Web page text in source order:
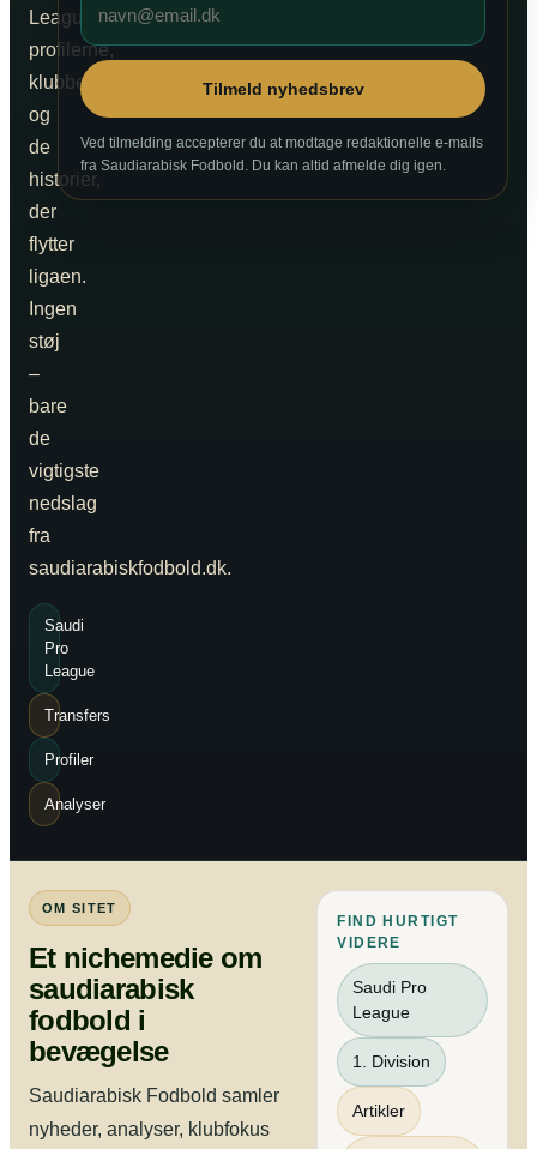
League,
profilerne,
klubberne
og
de
historier,
der
flytter
ligaen.
Ingen
støj
–
bare
de
vigtigste
nedslag
fra
saudiarabiskfodbold.dk.
Saudi
Pro
League
Transfers
Profiler
Analyser
Tilmeld nyhedsbrev
Ved tilmelding accepterer du at modtage redaktionelle e-mails
fra Saudiarabisk Fodbold. Du kan altid afmelde dig igen.
OM SITET
Et nichemedie om
saudiarabisk
fodbold i
bevægelse
Saudiarabisk Fodbold samler
nyheder, analyser, klubfokus
FIND HURTIGT
VIDERE
Saudi Pro
League
1. Division
Artikler